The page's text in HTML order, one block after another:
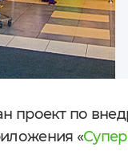
проект по
«